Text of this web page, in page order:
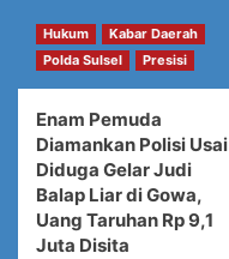
Hukum
Kabar Daerah
Polda Sulsel
Presisi
Enam Pemuda
Diamankan Polisi Usai
Diduga Gelar Judi
Balap Liar di Gowa,
Uang Taruhan Rp 9,1
Juta Disita